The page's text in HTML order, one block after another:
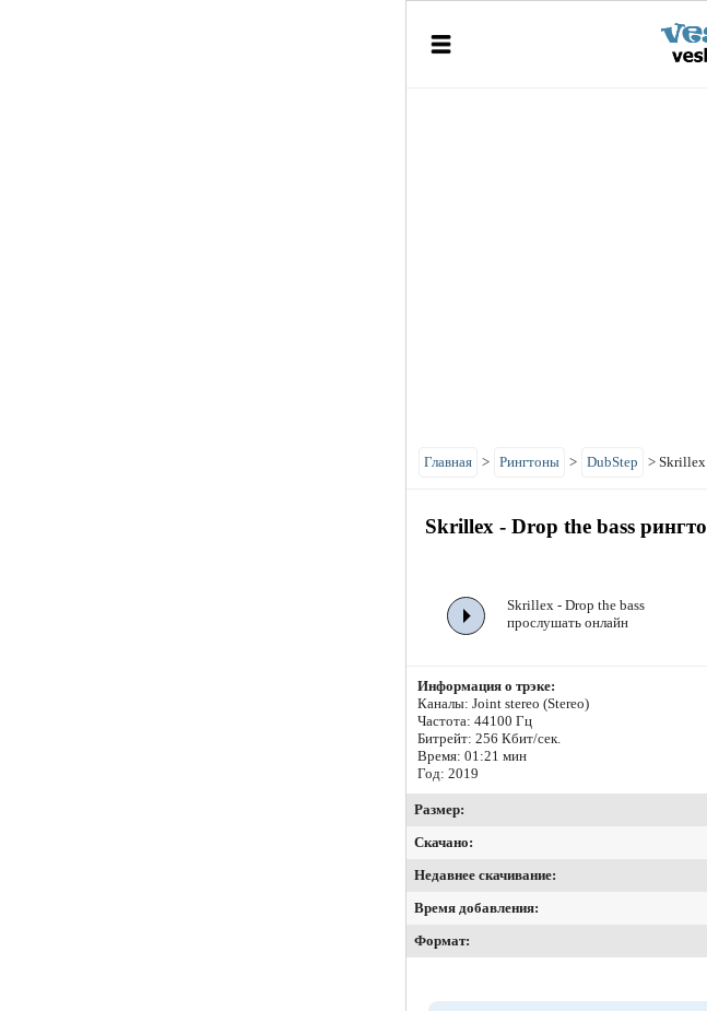
Главная > Рингтоны > DubStep > Skrillex
Skrillex - Drop the bass
Skrillex - Drop the bass
прослушать онлайн
Информация о трэке:
Каналы: Joint stereo (Stereo)
Частота: 44100 Гц
Битрейт: 256 Кбит/сек.
Время: 01:21 мин
Год: 2019
Размер:
Скачано:
Недавнее скачивание:
Время добавления:
Формат: